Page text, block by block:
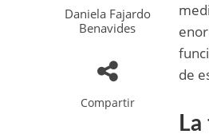
Daniela Fajardo
Benavides
Compartir
de